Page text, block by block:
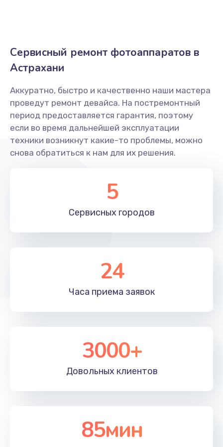
1800 руб.
Замена ультразвукового мотора
1800 руб.
Заказать
Сервисный ремонт фотоаппаратов в
Астрахани
Аккуратно, быстро и качественно наши мастера
проведут ремонт девайса. На постремонтный
период предоставляется гарантия, поэтому
если во время дальнейшей эксплуатации
техники возникнут какие-то проблемы, можно
снова обратиться к нам для их решения.
5
Сервисных городов
24
Часа приема заявок
3000+
Довольных клиентов
85мин